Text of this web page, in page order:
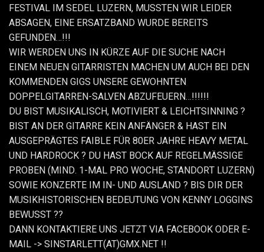
FESTIVAL IM SEDEL LUZERN, MUSSTEN WIR LEIDER
ABSAGEN, EINE ERSATZBAND WURDE BEREITS
GEFUNDEN…!!!
WIR WERDEN UNS IN KÜRZE AUF DIE SUCHE NACH
EINEM NEUEN GITARRISTEN MACHEN UM AUCH BEI DEN
KOMMENDEN GIGS UNSERE GEWOHNTEN
DOPPELGITARREN-SALVEN ABZUFEUERN…!!!!!!
DU BIST MUSIKALISCH, MOTIVIERT & LEICHTSINNING ?
BIST AN DER GITARRE KEIN ANFÄNGER & HAST EIN
AUSGEPRÄGTES FAIBLE FÜR 80ER JAHRE HEAVY METAL
UND HARDROCK ? DU HAST BOCK AUF REGELMÄSSIGE
PROBEN (MIND. 1-MAL PRO WOCHE, STANDORT LUZERN)
SOWIE KONZERTE IM IN- UND AUSLAND ? BIS DIR DER
MUSIKHISTORISCHEN BEDEUTUNG VON KENNY LOGGINS
BEWUSST ??
DANN KONTAKTIERE UNS JETZT VIA FACEBOOK ODER E-
MAIL -> SINSTARLETT(AT)GMX.NET !!